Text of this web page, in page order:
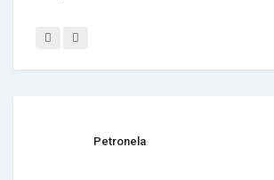
Petronela